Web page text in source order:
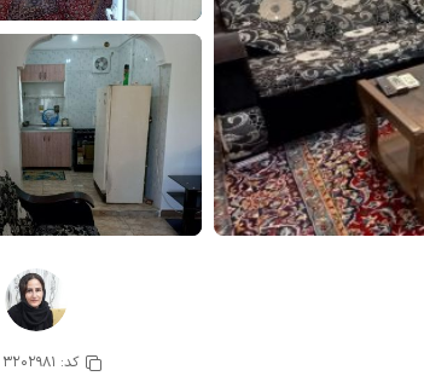
کد: 3202981